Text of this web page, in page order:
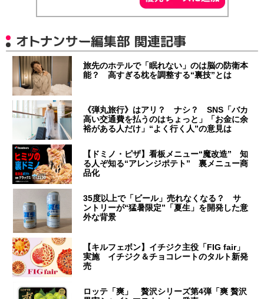
オトナンサー編集部 関連記事
旅先のホテルで「眠れない」のは脳の防衛本
能？ 高すぎる枕を調整する“裏技”とは
《弾丸旅行》はアリ？ ナシ？ SNS「バカ
高い交通費を払うのはちょっと」「お金に余
裕がある人だけ」“よく行く人”の意見は
【ドミノ・ピザ】看板メニュー“魔改造” 知
る人ぞ知る“アレンジポテト” 裏メニュー商
品化
35度以上で「ビール」売れなくなる？ サ
ントリーが“猛暑限定”「夏生」を開発した意
外な背景
【キルフェボン】イチジク主役「FIG fair」
実施 イチジク＆チョコレートのタルト新発
売
ロッテ「爽」 贅沢シリーズ第4弾「爽 贅沢